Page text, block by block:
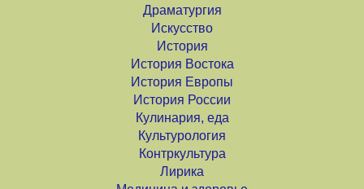
Драматургия
Искусство
История
История Востока
История Европы
История России
Кулинария, еда
Культурология
Контркультура
Лирика